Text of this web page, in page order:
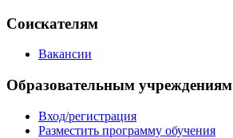
Соискателям
Вакансии
Образовательным учреждениям
Вход/регистрация
Разместить программу обучения